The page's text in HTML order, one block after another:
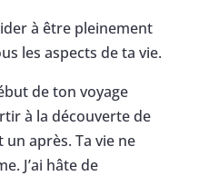
à être pleinement
les aspects de ta vie.
de ton voyage
à la découverte de
après. Ta vie ne
J’ai hâte de